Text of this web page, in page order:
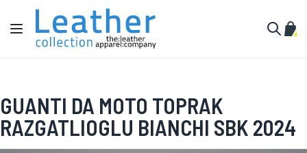
Salta al contenuto
Toggle Nav
GUANTI DA MOTO TOPRAK
RAZGATLIOGLU BIANCHI SBK 2024